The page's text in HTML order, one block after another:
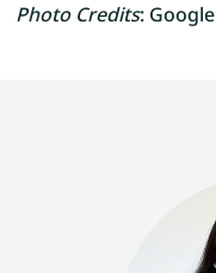
Photo Credits: Google